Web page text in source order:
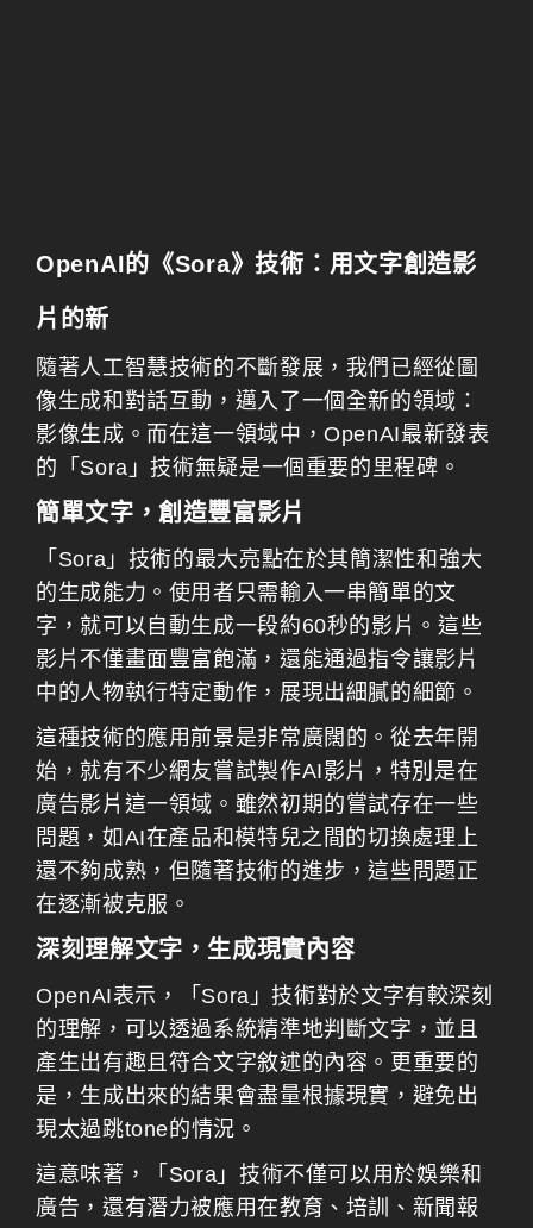
OpenAI的《Sora》技術：用文字創造影
片的新
隨著人工智慧技術的不斷發展，我們已經從圖
像生成和對話互動，邁入了一個全新的領域：
影像生成。而在這一領域中，OpenAI最新發表
的「Sora」技術無疑是一個重要的里程碑。
簡單文字，創造豐富影片
「Sora」技術的最大亮點在於其簡潔性和強大
的生成能力。使用者只需輸入一串簡單的文
字，就可以自動生成一段約60秒的影片。這些
影片不僅畫面豐富飽滿，還能通過指令讓影片
中的人物執行特定動作，展現出細膩的細節。
這種技術的應用前景是非常廣闊的。從去年開
始，就有不少網友嘗試製作AI影片，特別是在
廣告影片這一領域。雖然初期的嘗試存在一些
問題，如AI在產品和模特兒之間的切換處理上
還不夠成熟，但隨著技術的進步，這些問題正
在逐漸被克服。
深刻理解文字，生成現實內容
OpenAI表示，「Sora」技術對於文字有較深刻
的理解，可以透過系統精準地判斷文字，並且
產生出有趣且符合文字敘述的內容。更重要的
是，生成出來的結果會盡量根據現實，避免出
現太過跳tone的情況。
這意味著，「Sora」技術不僅可以用於娛樂和
廣告，還有潛力被應用在教育、培訓、新聞報